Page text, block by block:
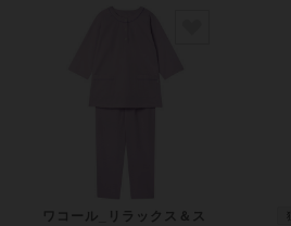
ワコール_リラックス＆ス